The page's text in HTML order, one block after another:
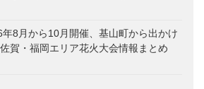
年8月から10月開催、基山町から出かけ
賀・福岡エリア花火大会情報まとめ